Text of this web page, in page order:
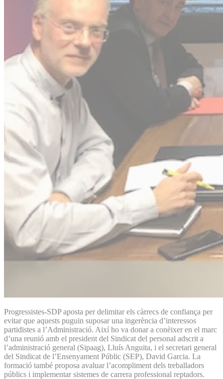
Progressistes-SDP aposta per delimitar els càrrecs de confiança per
evitar que aquests puguin suposar una ingerència d’interessos
partidistes a l’Administració. Així ho va donar a conèixer en el marc
d’una reunió amb el president del Sindicat del personal adscrit a
l’administració general (Sipaag), Lluís Anguita, i el secretari general
del Sindicat de l’Ensenyament Públic (SEP), David Garcia. La
formació també proposa avaluar l’acompliment dels treballadors
públics i implementar sistemes de carrera professional reptadors.